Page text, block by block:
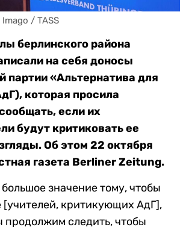
/ TASS
берлинского района
на себя доносы
партии «Альтернатива для
которая просила
если их
будут критиковать ее
Об этом 22 октября
газета Berliner Zeitung.
значение тому, чтобы
[учителей, критикующих АдГ],
продолжим следить, чтобы